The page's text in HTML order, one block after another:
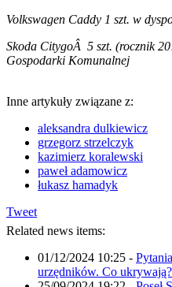
Volkswagen Caddy 1 szt. w
Skoda CitygoÂ 5 szt. (rocznik
Gospodarki Komunalnej
Inne artykuły związane z:
aleksandra dulkiewicz
grzegorz strzelczyk
kazimierz koralewski
paweł adamowicz
łukasz hamadyk
Tweet
Related news items:
01/12/2024 10:25 -
urzędników. Co ukrywają?